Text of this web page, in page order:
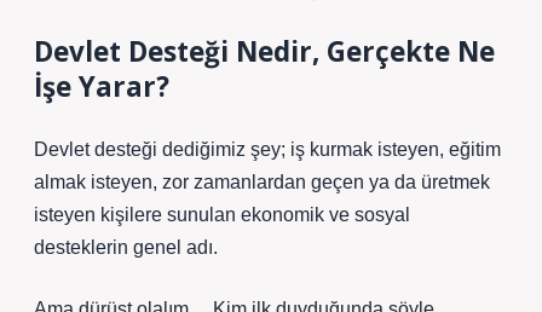
Devlet Desteği Nedir, Gerçekte Ne
İşe Yarar?
Devlet desteği dediğimiz şey; iş kurmak isteyen, eğitim
almak isteyen, zor zamanlardan geçen ya da üretmek
isteyen kişilere sunulan ekonomik ve sosyal
desteklerin genel adı.